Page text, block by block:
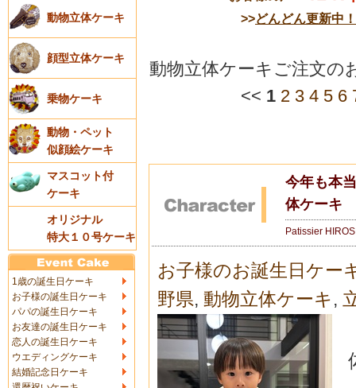
動物立体ケーキ
顔型立体ケーキ
乗物ケーキ
動物・ペット
似顔絵ケーキ
マスコット付
ケーキ
オリジナル
特大１０号ケーキ
1歳の誕生日ケーキ
お子様の誕生日ケーキ
パパの誕生日ケーキ
お友達の誕生日ケーキ
恋人の誕生日ケーキ
ウエディングケーキ
結婚記念日ケーキ
>>どんどん更新中
動物立体ケーキご注文
<< 1 2 3 4 5 6
今年も本
体ケーキ
Patissier
お子様のお誕生日ケー
野県, 動物立体ケーキ ,